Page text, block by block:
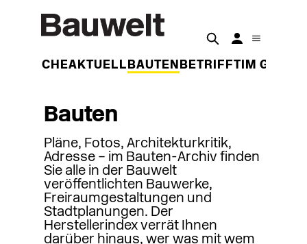
WOCHEAKTUELL BAUTEN BETRIFFT IM
Bauten
Pläne, Fotos, Architekturkritik,
Adresse – im Bauten-Archiv finden
Sie alle in der Bauwelt
veröffentlichten Bauwerke,
Freiraumgestaltungen und
Stadtplanungen. Der
Herstellerindex verrät Ihnen
darüber hinaus, wer was mit wem